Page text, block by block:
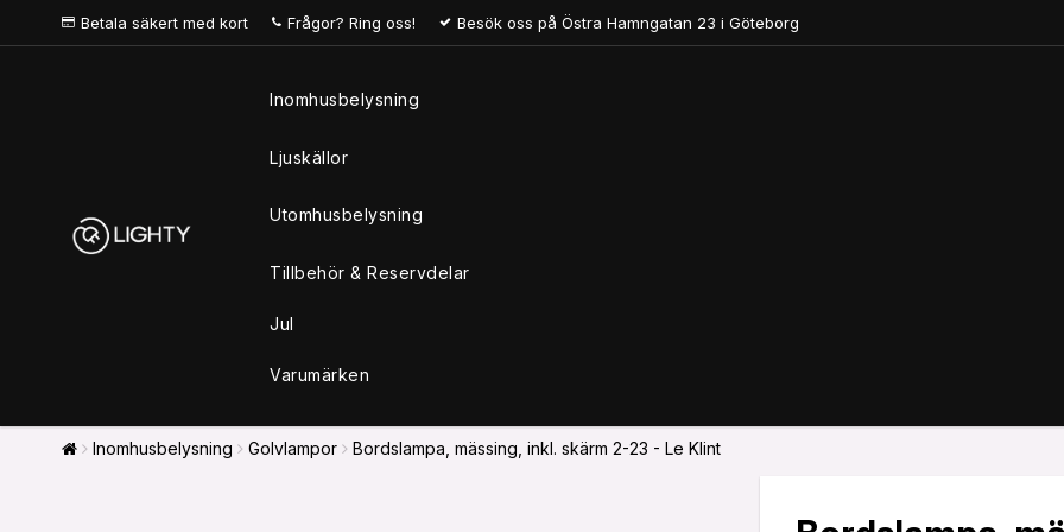
Betala säkert med kort Frågor? Ring oss! Besök oss på Östra Hamngatan 23 i Göteborg
Inomhusbelysning
Ljuskällor
Utomhusbelysning
Tillbehör & Reservdelar
Jul
Varumärken
Inomhusbelysning Golvlampor Bordslampa, mässing, inkl. skärm 2-23 - Le Klint